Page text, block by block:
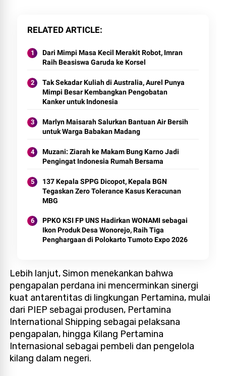
RELATED ARTICLE
Dari Mimpi Masa Kecil Merakit Robot, Imran
Raih Beasiswa Garuda ke Korsel
Tak Sekadar Kuliah di Australia, Aurel Punya
Mimpi Besar Kembangkan Pengobatan
Kanker untuk Indonesia
Marlyn Maisarah Salurkan Bantuan Air Bersih
untuk Warga Babakan Madang
Muzani: Ziarah ke Makam Bung Karno Jadi
Pengingat Indonesia Rumah Bersama
137 Kepala SPPG Dicopot, Kepala BGN
Tegaskan Zero Tolerance Kasus Keracunan
MBG
PPKO KSI FP UNS Hadirkan WONAMI sebagai
Ikon Produk Desa Wonorejo, Raih Tiga
Penghargaan di Polokarto Tumoto Expo 2026
Lebih lanjut, Simon menekankan bahwa
pengapalan perdana ini mencerminkan sinergi
kuat antarentitas di lingkungan Pertamina, mulai
dari PIEP sebagai produsen, Pertamina
International Shipping sebagai pelaksana
pengapalan, hingga Kilang Pertamina
Internasional sebagai pembeli dan pengelola
kilang dalam negeri.